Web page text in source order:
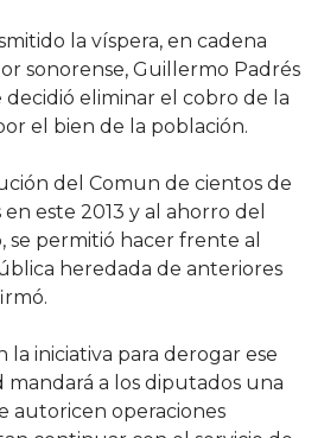
la víspera, en cadena
sonorense, Guillermo Padrés
decidió eliminar el cobro de la
el bien de la población.
del Comun de cientos de
este 2013 y al ahorro del
se permitió hacer frente al
heredada de anteriores
iniciativa para derogar ese
a los diputados una
autoricen operaciones